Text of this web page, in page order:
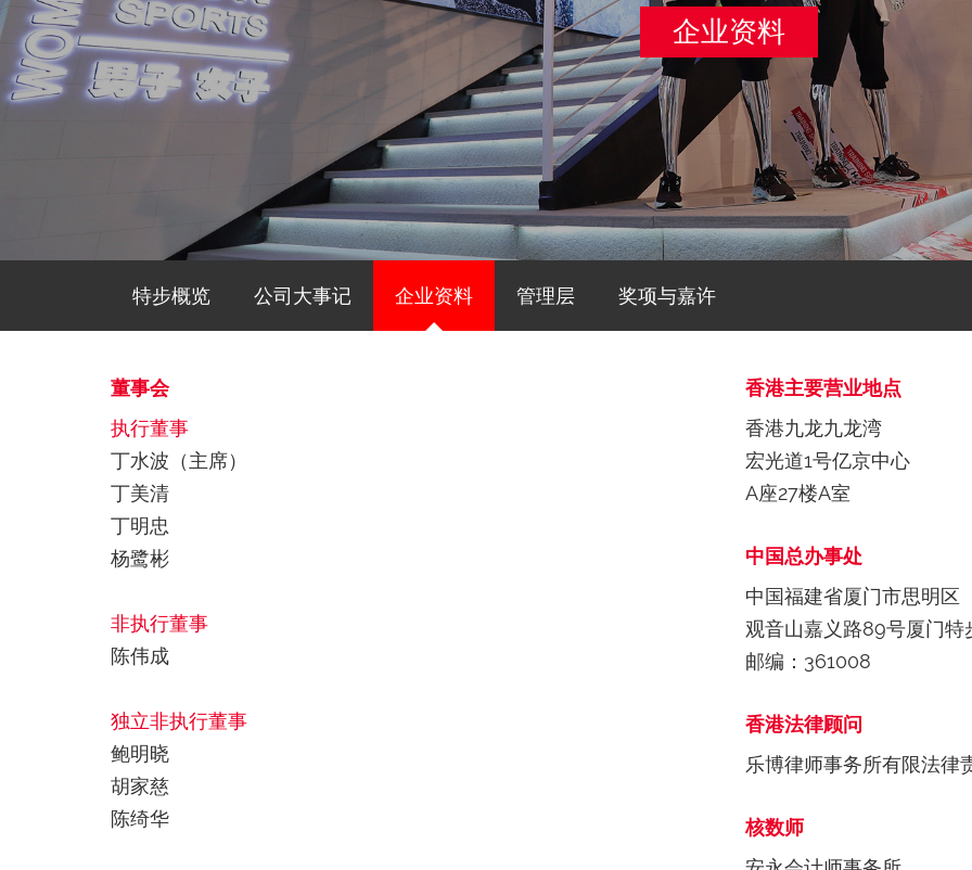
企业资料
特步概览 公司大事记 企业资料 管理层 奖项与嘉许
董事会
执行董事
丁水波（主席）
丁美清
丁明忠
杨鹭彬
非执行董事
陈伟成
独立非执行董事
鲍明晓
胡家慈
陈绮华
香港主要营业地点
香港九龙九龙湾
宏光道1号亿京中心
A座27楼A室
中国总办事处
中国福建省厦门市思明区
观音山嘉义路89号厦门特
邮编：361008
香港法律顾问
乐博律师事务所有限法律
核数师